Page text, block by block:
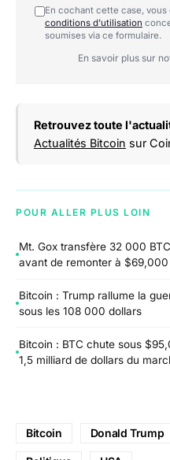
En cochant cette case,
conditions d'utilisation
soumises via ce formulaire.
En savoir plus sur
Retrouvez toute
Actualités Bitcoin sur
POUR ALLER PLUS LOIN
Mt. Gox transfère 32 000
avant de remonter à $69,000
Bitcoin : Trump rallume la
sous les 108 000 dollars
Bitcoin : BTC chute sous
1,5 milliard de dollars du
Bitcoin Donald Trump